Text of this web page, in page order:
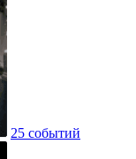
25 событий